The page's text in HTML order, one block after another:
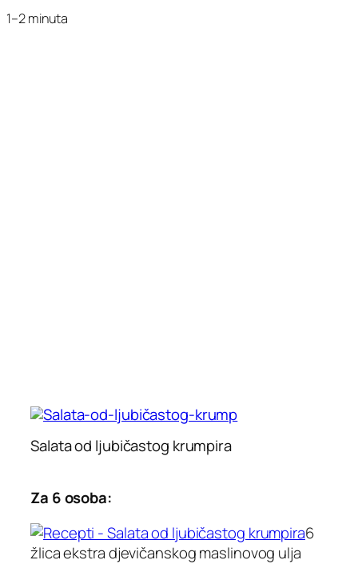
1–2 minuta
Salata od ljubičastog krumpira
Za 6 osoba:
6
žlica ekstra djevičanskog maslinovog ulja